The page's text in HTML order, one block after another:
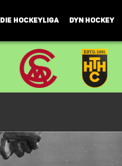
DIE HOCKEYLIGA DYN HOCKEY